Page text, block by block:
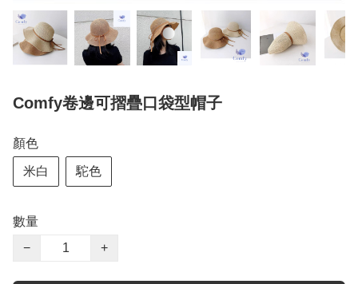
Comfy卷邊可摺疊口袋型帽子
顏色
米白 駝色
數量
−
+